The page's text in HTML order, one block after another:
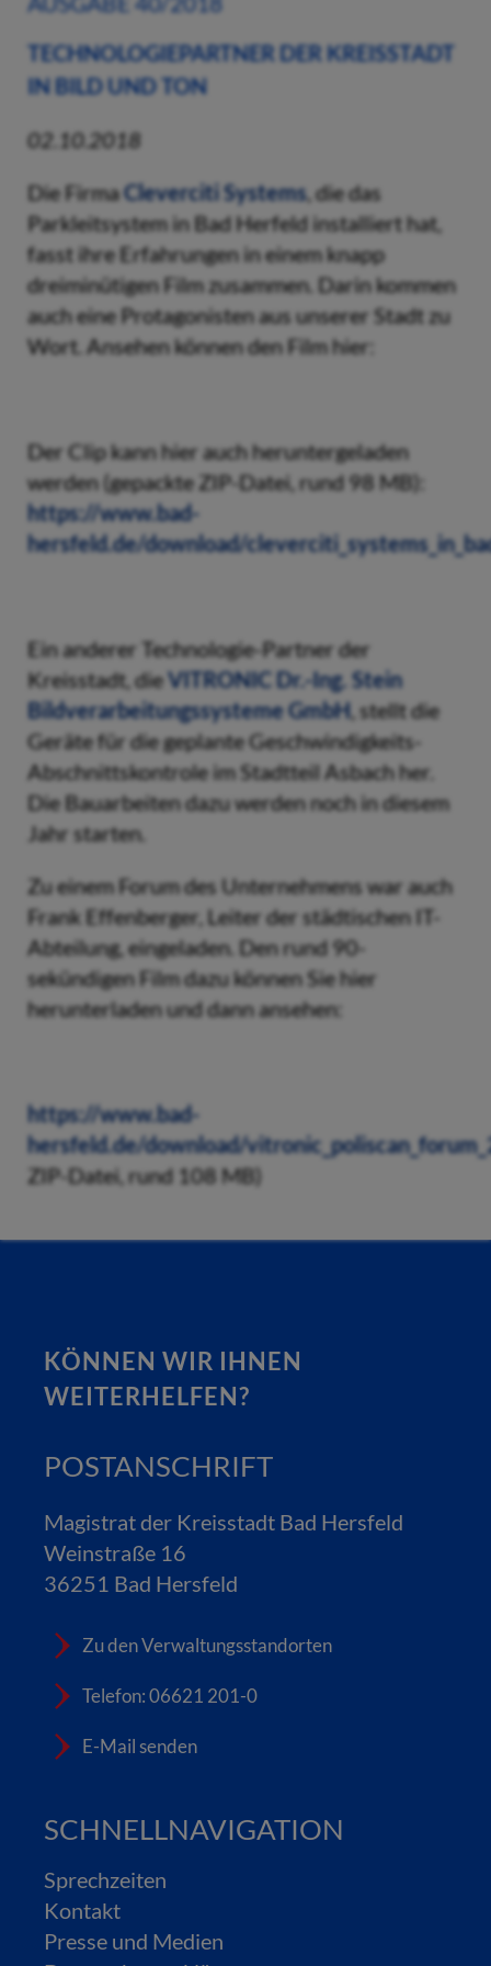
TECHNOLOGIEPARTNER DER KREISSTADT
IN BILD UND TON
02.10.2018
Die FirmaCleverciti Systems, die das
Parkleitsystem in Bad Herfeld installiert hat,
fasst ihre Erfahrungen in einem knapp
dreiminütigen Film zusammen. Darin kommen
auch eine Protagonisten aus unserer Stadt zu
Wort. Ansehen können den Film hier:
Der Clip kann hier auch heruntergeladen
werden (gepackte ZIP-Datei, rund 98 MB):
https://www.bad-
hersfeld.de/download/
Ein anderer Technologie-Partner der
Kreisstadt, dieVITRONIC Dr.-Ing. Stein
Bildverarbeitungssysteme GmbH, stellt die
Geräte für die geplante Geschwindigkeits-
Abschnittskontrole im Stadtteil Asbach her.
Die Bauarbeiten dazu werden noch in diesem
Jahr starten.
Zu einem Forum des Unternehmens war auch
Frank Effenberger, Leiter der städtischen IT-
Abteilung, eingeladen. Den rund 90-
sekündigen Film dazu können Sie hier
herunterladen und dann ansehen:
https://www.bad-
hersfeld.de/download/
ZIP-Datei, rund 108 MB)
KÖNNEN WIR IHNEN
WEITERHELFEN?
POSTANSCHRIFT
Magistrat der Kreisstadt Bad Hersfeld
Weinstraße 16
36251 Bad Hersfeld
Zu den Verwaltungsstandorten
Telefon: 06621 201-0
E-Mail senden
SCHNELLNAVIGATION
Sprechzeiten
Kontakt
Presse und Medien